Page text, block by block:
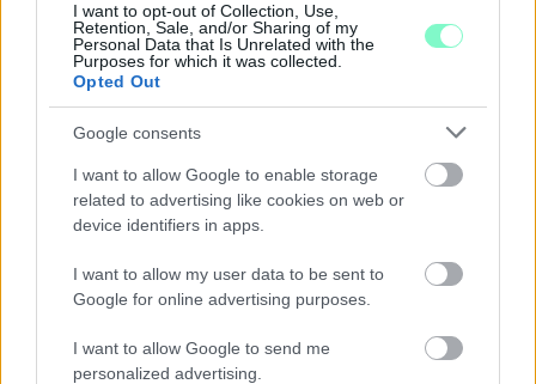
I want to opt-out of Collection, Use,
Retention, Sale, and/or Sharing of my
Personal Data that Is Unrelated with the
Purposes for which it was collected.
Opted Out
Google consents
I want to allow Google to enable storage
related to advertising like cookies on web or
device identifiers in apps.
I want to allow my user data to be sent to
Google for online advertising purposes.
I want to allow Google to send me
personalized advertising.
ENERGIATAKARÉKOSSÁG: KORÁBBAN KEZDŐDIK
A GYŐRI AUDI ETO KC PÉNTEKI FELKÉSZÜLÉSI